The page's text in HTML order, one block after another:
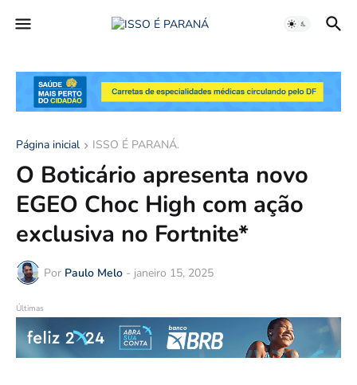
Página inicial ISSO É PARANÁ.
O Boticário apresenta novo
EGEO Choc High com ação
exclusiva no Fortnite*
Por Paulo Melo - janeiro 15, 2025
Últimas